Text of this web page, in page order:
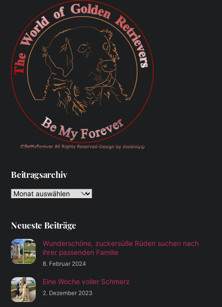
Beitragsarchiv
Beitragsarchiv
Neueste Beiträge
Wunderschöne, zuckersüße Rüden suchen nach
ihrer passenden Familie
8. Februar 2024
Eine Woche voller Schmerz
2. Dezember 2023